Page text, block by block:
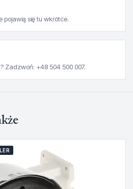
pojawią się tu wkrótce.
Zadzwoń: +48 504 500 007.